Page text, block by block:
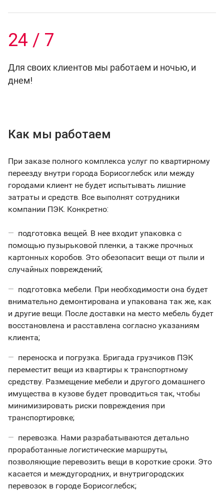
24 / 7
Для своих клиентов мы работаем и ночью, и
днем!
Как мы работаем
При заказе полного комплекса услуг по квартирному
переезду внутри города Борисоглебск или между
городами клиент не будет испытывать лишние
затраты и средств. Все выполнят сотрудники
компании ПЭК. Конкретно:
подготовка вещей. В нее входит упаковка с
помощью пузырьковой пленки, а также прочных
картонных коробов. Это обезопасит вещи от пыли и
случайных повреждений;
подготовка мебели. При необходимости она будет
внимательно демонтирована и упакована так же, как
и другие вещи. После доставки на место мебель будет
восстановлена и расставлена согласно указаниям
клиента;
переноска и погрузка. Бригада грузчиков ПЭК
переместит вещи из квартиры к транспортному
средству. Размещение мебели и другого домашнего
имущества в кузове будет проводиться так, чтобы
минимизировать риски повреждения при
транспортировке;
перевозка. Нами разрабатываются детально
проработанные логистические маршруты,
позволяющие перевозить вещи в короткие сроки. Это
касается и междугородних, и внутригородских
перевозок в городе Борисоглебск;